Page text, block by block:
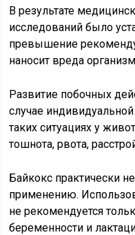
В результате
исследований было
превышение
наносит вреда
Развитие побочных
случае
таких ситуациях у
тошнота, рвота,
Байкокс практически
применению.
не рекомендуется
беременности и